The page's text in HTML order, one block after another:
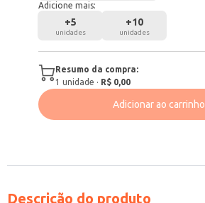
Adicione mais:
+5
unidades
+10
unidades
Resumo da compra:
1 unidade · R$ 0,00
Adicionar ao carrinho
Descrição do produto